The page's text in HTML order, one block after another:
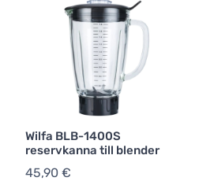
Wilfa BLB-1400S
reservkanna till blender
45,90 €